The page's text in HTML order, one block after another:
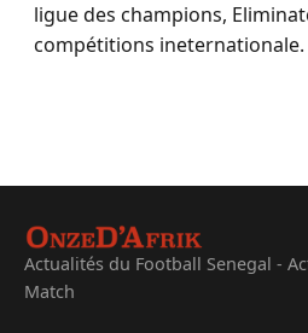
ligue des champions,
compétitions ineternationale.
Actualités du Football Senegal -
Match